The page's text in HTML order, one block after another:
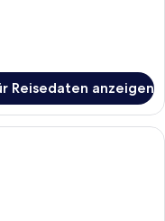
Reisedaten anzeigen
mit Holztür, einem